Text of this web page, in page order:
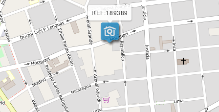
REF:189389